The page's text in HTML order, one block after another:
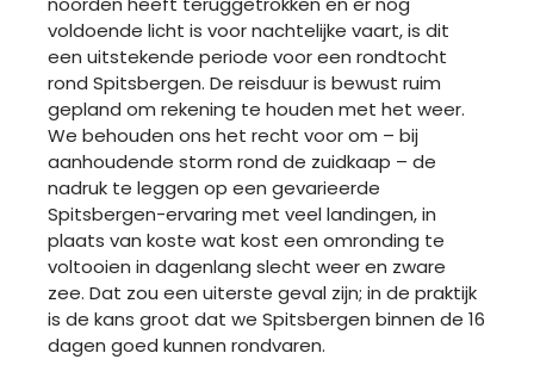
voldoende licht is voor nachtelijke vaart, is dit
een uitstekende periode voor een rondtocht
rond Spitsbergen. De reisduur is bewust ruim
gepland om rekening te houden met het weer.
We behouden ons het recht voor om – bij
aanhoudende storm rond de zuidkaap – de
nadruk te leggen op een gevarieerde
Spitsbergen-ervaring met veel landingen, in
plaats van koste wat kost een omronding te
voltooien in dagenlang slecht weer en zware
zee. Dat zou een uiterste geval zijn; in de praktijk
is de kans groot dat we Spitsbergen binnen de 16
dagen goed kunnen rondvaren.